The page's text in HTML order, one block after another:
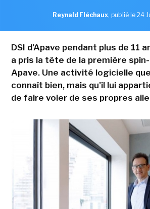
Reynald Fléchaux, publié le 24
DSI d'Apave pendant plus de 11
a pris la tête de la première
Apave. Une activité logicielle
connaît bien, mais qu'il lui
de faire voler de ses propres